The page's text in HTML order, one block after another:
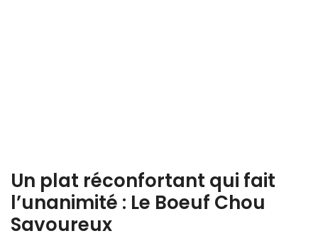
Un plat réconfortant qui fait
l’unanimité : Le Boeuf Chou
Savoureux